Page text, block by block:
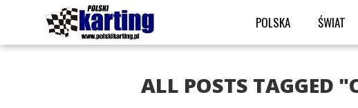
POLSKA ŚWIAT
ALL POSTS TAGGED